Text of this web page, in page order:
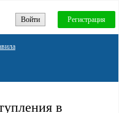
Войти Регистрация
в